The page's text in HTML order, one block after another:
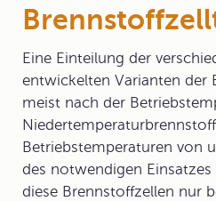
Eine Einteilung der
entwickelten Varianten der
meist nach der
Betriebstemperaturen von
des notwendigen
diese Brennstoffzellen nur